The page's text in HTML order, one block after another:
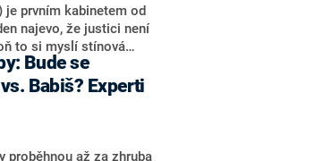
ze zmíněné trojice
současná koalice dosud
mohla konkurovat.
je prvním kabinetem od
najevo, že justici není
to si myslí stínová
Eva Decroix. V
si nebrala servítky
nástupce Jeronýma
pro lidská
„svoloč“ na
Decroix se také
Babiš? Experti
proběhnou až za zhruba